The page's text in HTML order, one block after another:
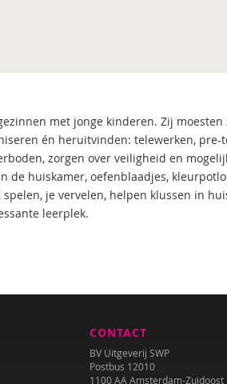
met jonge kinderen. Zij moesten
én heruitvinden: telewerken, pre-
zorgen over veiligheid en
de huiskamer, oefenblaadjes,
je vervelen, helpen klussen in
leerplek.
CONTACT
BV Uitgeverij SWP
Postbus 12010
1100 AA Amsterdam-Zuidoost